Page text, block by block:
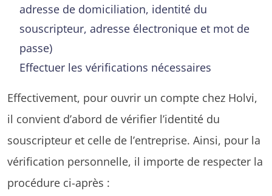
adresse de domiciliation, identité du
souscripteur, adresse électronique et mot de
passe)
Effectuer les vérifications nécessaires
Effectivement, pour ouvrir un compte chez Holvi,
il convient d’abord de vérifier l’identité du
souscripteur et celle de l’entreprise. Ainsi, pour la
vérification personnelle, il importe de respecter la
procédure ci-après :